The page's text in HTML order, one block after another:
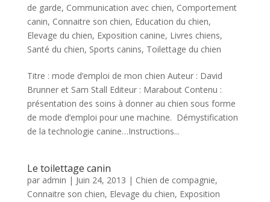
de garde, Communication avec chien, Comportement
canin, Connaitre son chien, Education du chien,
Elevage du chien, Exposition canine, Livres chiens,
Santé du chien, Sports canins, Toilettage du chien
Titre : mode d’emploi de mon chien Auteur : David
Brunner et Sam Stall Editeur : Marabout Contenu :
présentation des soins à donner au chien sous forme
de mode d’emploi pour une machine. Démystification
de la technologie canine…Instructions...
Le toilettage canin
par admin | Juin 24, 2013 | Chien de compagnie,
Connaitre son chien, Elevage du chien, Exposition